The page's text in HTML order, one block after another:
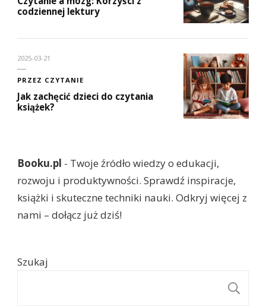
codziennej lektury
2025-03-21
PRZEZ CZYTANIE
Jak zachęcić dzieci do czytania
książek?
Booku.pl - Twoje źródło wiedzy o edukacji,
rozwoju i produktywności. Sprawdź inspiracje,
książki i skuteczne techniki nauki. Odkryj więcej z
nami – dołącz już dziś!
Szukaj